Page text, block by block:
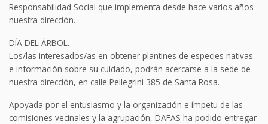
Responsabilidad Social que implementa desde hace varios años
nuestra dirección.
DÍA DEL ÁRBOL.
Los/las interesados/as en obtener plantines de especies nativas
e información sobre su cuidado, podrán acercarse a la sede de
nuestra dirección, en calle Pellegrini 385 de Santa Rosa.
Apoyada por el entusiasmo y la organización e ímpetu de las
comisiones vecinales y la agrupación, DAFAS ha podido entregar